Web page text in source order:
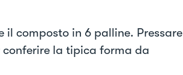
il composto in 6 palline. Pressare
la tipica forma da